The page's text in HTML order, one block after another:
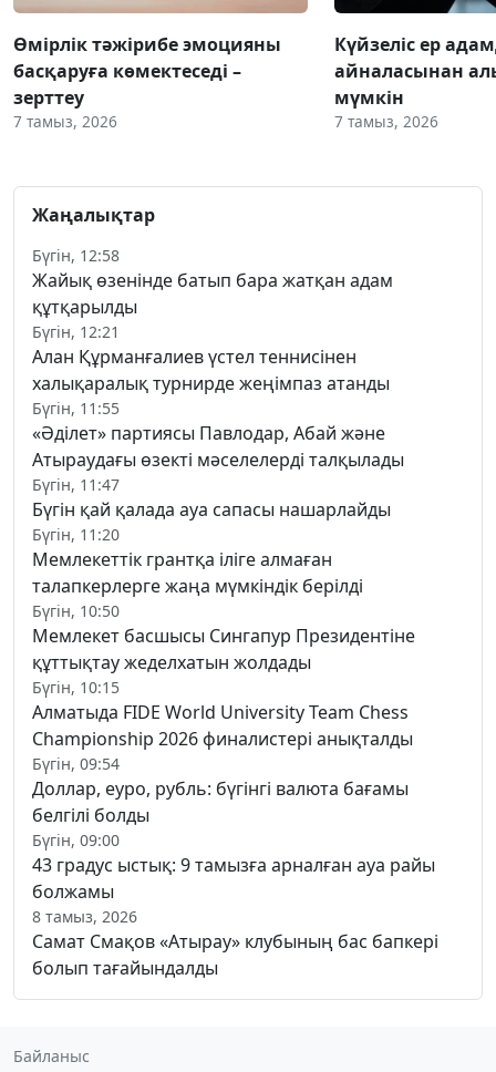
Өмірлік тәжірибе эмоцияны
басқаруға көмектеседі –
зерттеу
7 тамыз, 2026
Күйзеліс ер
айналасынан
мүмкін
7 тамыз, 2026
Жаңалықтар
Бүгін, 12:58
Жайық өзенінде батып бара жатқан адам
құтқарылды
Бүгін, 12:21
Алан Құрманғалиев үстел теннисінен
халықаралық турнирде жеңімпаз атанды
Бүгін, 11:55
«Әділет» партиясы Павлодар, Абай және
Атыраудағы өзекті мәселелерді талқылады
Бүгін, 11:47
Бүгін қай қалада ауа сапасы нашарлайды
Бүгін, 11:20
Мемлекеттік грантқа іліге алмаған
талапкерлерге жаңа мүмкіндік берілді
Бүгін, 10:50
Мемлекет басшысы Сингапур Президентіне
құттықтау жеделхатын жолдады
Бүгін, 10:15
Алматыда FIDE World University Team Chess
Championship 2026 финалистері анықталды
Бүгін, 09:54
Доллар, еуро, рубль: бүгінгі валюта бағамы
белгілі болды
Бүгін, 09:00
43 градус ыстық: 9 тамызға арналған ауа райы
болжамы
8 тамыз, 2026
Самат Смақов «Атырау» клубының бас бапкері
болып тағайындалды
Байланыс